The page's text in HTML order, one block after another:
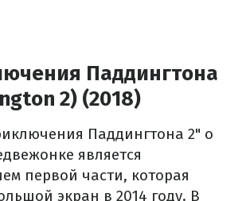
Паддингтона
2) (2018)
Паддингтона 2" о
является
первой части, которая
экран в 2014 году. В